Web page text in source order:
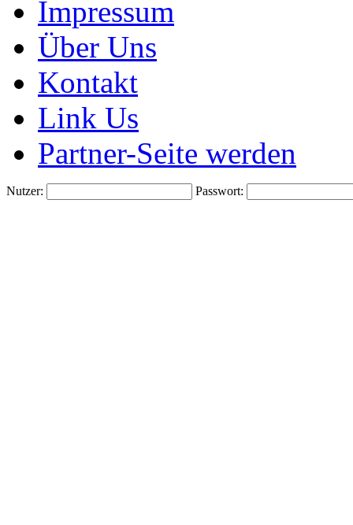
Impressum
Über Uns
Kontakt
Link Us
Partner-Seite werden
Nutzer: Passwort: